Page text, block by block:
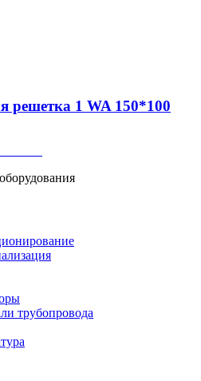
решетка 1 WA 150*100
трубопровода